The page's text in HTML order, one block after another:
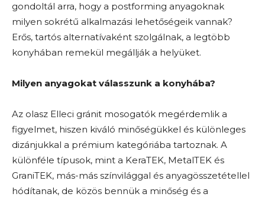
gondoltál arra, hogy a postforming anyagoknak
milyen sokrétű alkalmazási lehetőségeik vannak?
Erős, tartós alternatívaként szolgálnak, a legtöbb
konyhában remekül megállják a helyüket.
Milyen anyagokat válasszunk a konyhába?
Az olasz Elleci gránit mosogatók megérdemlik a
figyelmet, hiszen kiváló minőségükkel és különleges
dizánjukkal a prémium kategóriába tartoznak. A
különféle típusok, mint a KeraTEK, MetalTEK és
GraniTEK, más-más színvilággal és anyagösszetétellel
hódítanak, de közös bennük a minőség és a